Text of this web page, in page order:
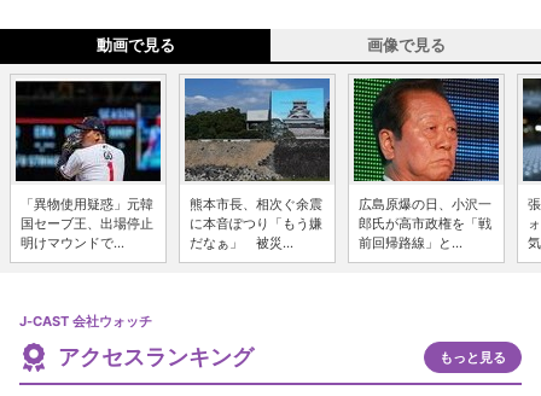
動画で見る 画像で見る
「異物使用疑惑」元韓
国セーブ王、出場停止
明けマウンドで...
熊本市長、相次ぐ余震
に本音ぽつり「もう嫌
だなぁ」 被災...
広島原爆の日、小沢一
郎氏が高市政権を「戦
前回帰路線」と...
J-CAST 会社ウォッチ
アクセスランキング もっと見る